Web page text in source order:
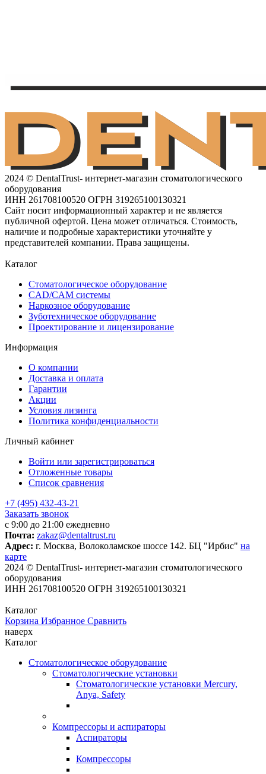
2024 © DentalTrust- интернет-магазин стоматологического
оборудования
ИНН 261708100520 ОГРН 319265100130321
Сайт носит информационный характер и не является
публичной офертой. Цена может отличаться. Стоимость,
наличие и подробные характеристики уточняйте у
представителей компании. Права защищены.
Каталог
Стоматологическое оборудование
CAD/CAM системы
Наркозное оборудование
Зуботехническое оборудование
Проектирование и лицензирование
Информация
О компании
Доставка и оплата
Гарантии
Акции
Условия лизинга
Политика конфиденциальности
Личный кабинет
Войти или зарегистрироваться
Отложенные товары
Список сравнения
+7 (495) 432-43-21
Заказать звонок
с 9:00 до 21:00 ежедневно
Почта: zakaz@dentaltrust.ru
Адрес: г. Москва, Волоколамское шоссе 142. БЦ "Ирбис" на
карте
2024 © DentalTrust- интернет-магазин стоматологического
оборудования
ИНН 261708100520 ОГРН 319265100130321
Каталог
Корзина Избранное Сравнить
наверх
Каталог
Стоматологическое оборудование
Стоматологические установки
Стоматологические установки Mercury,
Anya, Safety
Компрессоры и аспираторы
Аспираторы
Компрессоры